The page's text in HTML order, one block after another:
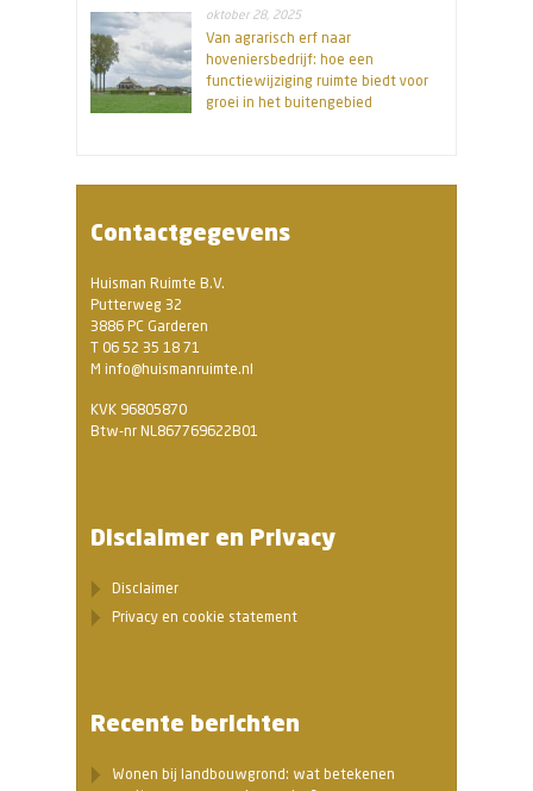
oktober 28, 2025
Van agrarisch erf naar
hoveniersbedrijf: hoe een
functiewijziging ruimte biedt voor
groei in het buitengebied
Contactgegevens
Huisman Ruimte B.V.
Putterweg 32
3886 PC Garderen
T 06 52 35 18 71
M info@huismanruimte.nl
KVK 96805870
Btw-nr NL867769622B01
Disclaimer en Privacy
Disclaimer
Privacy en cookie statement
Recente berichten
Wonen bij landbouwgrond: wat betekenen